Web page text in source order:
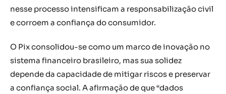
nesse processo intensificam a responsabilização civil
e corroem a confiança do consumidor.
O Pix consolidou-se como um marco de inovação no
sistema financeiro brasileiro, mas sua solidez
depende da capacidade de mitigar riscos e preservar
a confiança social. A afirmação de que “dados